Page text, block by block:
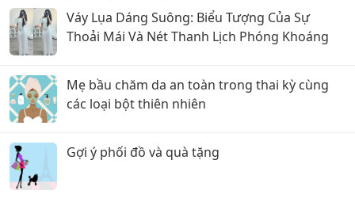
Váy Lụa Dáng Suông: Biểu Tượng Của Sự
Thoải Mái Và Nét Thanh Lịch Phóng Khoáng
Mẹ bầu chăm da an toàn trong thai kỳ cùng
các loại bột thiên nhiên
Gợi ý phối đồ và quà tặng